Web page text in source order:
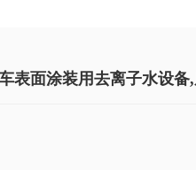
表面涂装用去离子水设备